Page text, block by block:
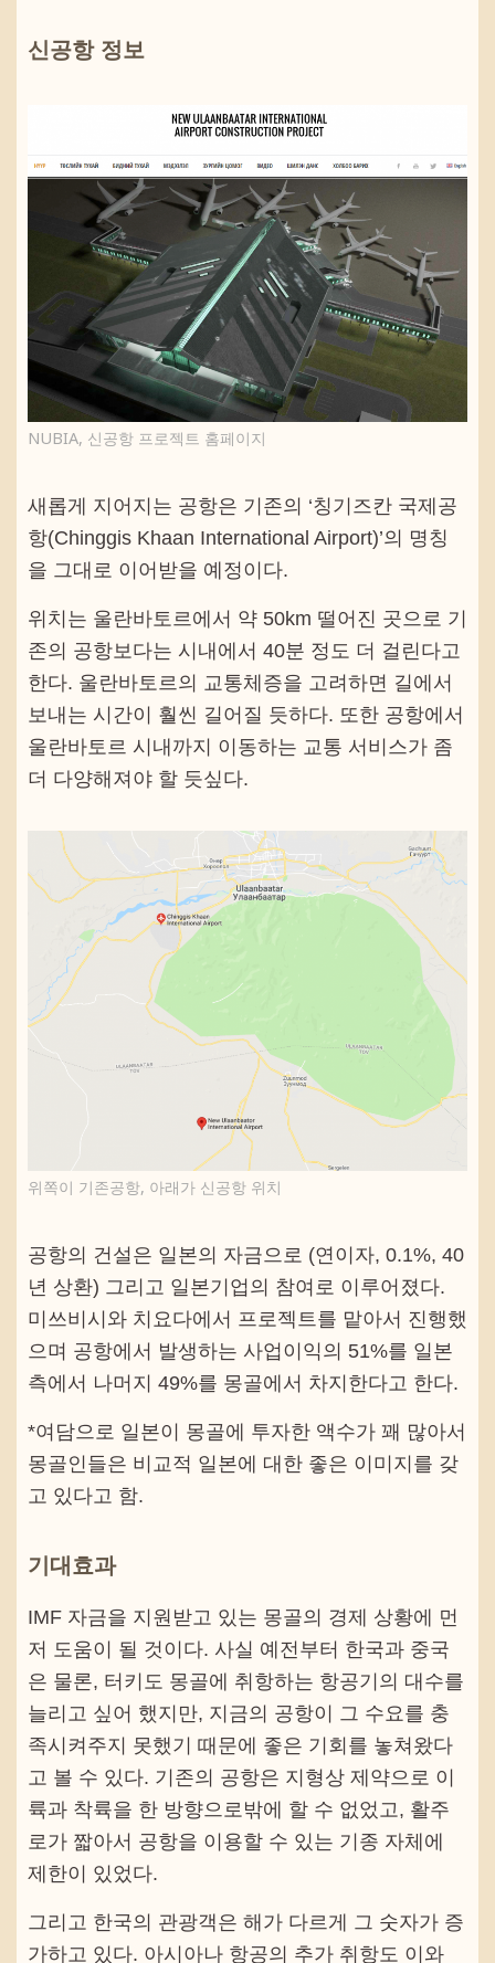
신공항 정보
NUBIA, 신공항 프로젝트 홈페이지
새롭게 지어지는 공항은 기존의 ‘칭기즈칸 국제공
항(Chinggis Khaan International Airport)’의 명칭
을 그대로 이어받을 예정이다.
위치는 울란바토르에서 약 50km 떨어진 곳으로 기
존의 공항보다는 시내에서 40분 정도 더 걸린다고
한다. 울란바토르의 교통체증을 고려하면 길에서
보내는 시간이 훨씬 길어질 듯하다. 또한 공항에서
울란바토르 시내까지 이동하는 교통 서비스가 좀
더 다양해져야 할 듯싶다.
위쪽이 기존공항, 아래가 신공항 위치
공항의 건설은 일본의 자금으로 (연이자, 0.1%, 40
년 상환) 그리고 일본기업의 참여로 이루어졌다.
미쓰비시와 치요다에서 프로젝트를 맡아서 진행했
으며 공항에서 발생하는 사업이익의 51%를 일본
측에서 나머지 49%를 몽골에서 차지한다고 한다.
*여담으로 일본이 몽골에 투자한 액수가 꽤 많아서
몽골인들은 비교적 일본에 대한 좋은 이미지를 갖
고 있다고 함.
기대효과
IMF 자금을 지원받고 있는 몽골의 경제 상황에 먼
저 도움이 될 것이다. 사실 예전부터 한국과 중국
은 물론, 터키도 몽골에 취항하는 항공기의 대수를
늘리고 싶어 했지만, 지금의 공항이 그 수요를 충
족시켜주지 못했기 때문에 좋은 기회를 놓쳐왔다
고 볼 수 있다. 기존의 공항은 지형상 제약으로 이
륙과 착륙을 한 방향으로밖에 할 수 없었고, 활주
로가 짧아서 공항을 이용할 수 있는 기종 자체에
제한이 있었다.
그리고 한국의 관광객은 해가 다르게 그 숫자가 증
가하고 있다. 아시아나 항공의 추가 취항도 이와